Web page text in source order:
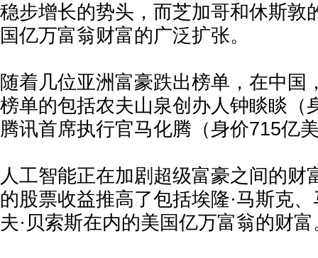
稳步增长的势头，而芝加哥和休斯敦
国亿万富翁财富的广泛扩张。
随着几位亚洲富豪跌出榜单，在中国
榜单的包括农夫山泉创办人钟睒睒（
腾讯首席执行官马化腾（身价715亿
人工智能正在加剧超级富豪之间的财
的股票收益推高了包括埃隆·马斯克
夫·贝索斯在内的美国亿万富翁的财富